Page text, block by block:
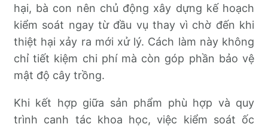
hại, bà con nên chủ động xây dựng kế hoạch
kiểm soát ngay từ đầu vụ thay vì chờ đến khi
thiệt hại xảy ra mới xử lý. Cách làm này không
chỉ tiết kiệm chi phí mà còn góp phần bảo vệ
mật độ cây trồng.
Khi kết hợp giữa sản phẩm phù hợp và quy
trình canh tác khoa học, việc kiểm soát ốc